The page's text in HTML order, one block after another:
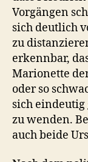
Vorgängen
sich deutlich
zu
erkennbar,
Marionette
oder so
sich
zu wenden.
auch beide